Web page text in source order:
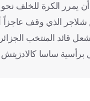
الكرة للخلف نحو
شلاجر الذي وقف عاجزاً
أشعل قائد المنتخب
ساسا